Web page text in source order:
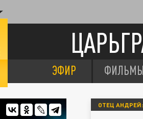
ЭФИР ФИЛЬМЫ
ОТЕЦ